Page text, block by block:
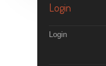
Login
Login